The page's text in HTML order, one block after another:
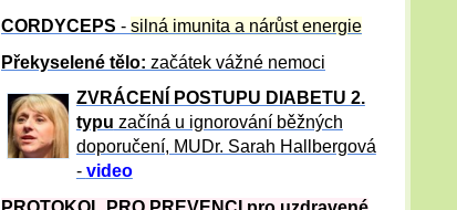
CORDYCEPS - silná imunita a nárůst energie
Překyselené tělo: začátek vážné nemoci
ZVRÁCE NÍ POSTUPU DIABETU 2.
typu začíná u ignorování běžných
doporučení, MUDr. Sarah Hallbergová
- video